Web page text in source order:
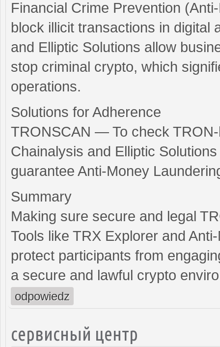
Financial Crime Prevention
block illicit transactions in digital
and Elliptic Solutions allow
stop criminal crypto, which
operations.
Solutions for Adherence
TRONSCAN — To check
Chainalysis and Elliptic
guarantee Anti-Money
Summary
Making sure secure and legal
Tools like TRX Explorer and
protect participants from
a secure and lawful crypto
odpowiedz
сервисный центр